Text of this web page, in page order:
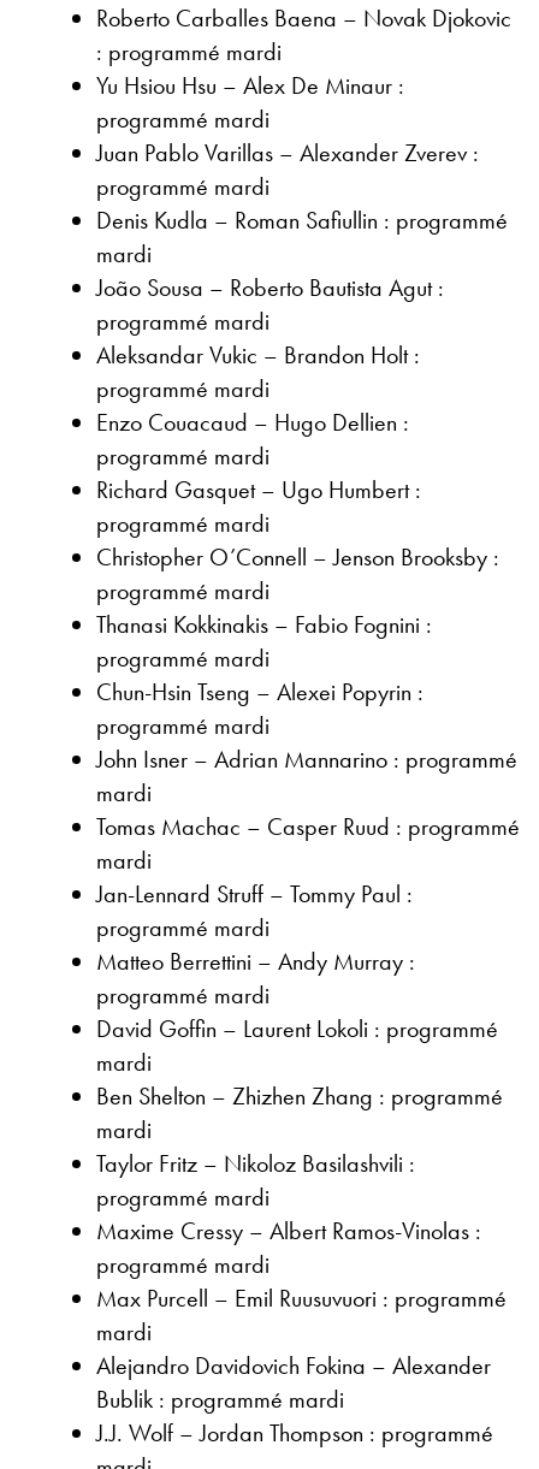
Roberto Carballes Baena – Novak Djokovic
: programmé mardi
Yu Hsiou Hsu – Alex De Minaur :
programmé mardi
Juan Pablo Varillas – Alexander Zverev :
programmé mardi
Denis Kudla – Roman Safiullin : programmé
mardi
João Sousa – Roberto Bautista Agut :
programmé mardi
Aleksandar Vukic – Brandon Holt :
programmé mardi
Enzo Couacaud – Hugo Dellien :
programmé mardi
Richard Gasquet – Ugo Humbert :
programmé mardi
Christopher O’Connell – Jenson Brooksby :
programmé mardi
Thanasi Kokkinakis – Fabio Fognini :
programmé mardi
Chun-Hsin Tseng – Alexei Popyrin :
programmé mardi
John Isner – Adrian Mannarino : programmé
mardi
Tomas Machac – Casper Ruud : programmé
mardi
Jan-Lennard Struff – Tommy Paul :
programmé mardi
Matteo Berrettini – Andy Murray :
programmé mardi
David Goffin – Laurent Lokoli : programmé
mardi
Ben Shelton – Zhizhen Zhang : programmé
mardi
Taylor Fritz – Nikoloz Basilashvili :
programmé mardi
Maxime Cressy – Albert Ramos-Vinolas :
programmé mardi
Max Purcell – Emil Ruusuvuori : programmé
mardi
Alejandro Davidovich Fokina – Alexander
Bublik : programmé mardi
J.J. Wolf – Jordan Thompson : programmé